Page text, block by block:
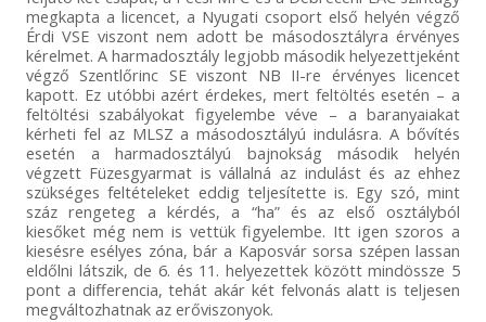
megkapta a licencet, a Nyugati csoport első helyén végző
Érdi VSE viszont nem adott be másodosztályra érvényes
kérelmet. A harmadosztály legjobb második helyezettjeként
végző Szentlőrinc SE viszont NB II-re érvényes licencet
kapott. Ez utóbbi azért érdekes, mert feltöltés esetén – a
feltöltési szabályokat figyelembe véve – a baranyaiakat
kérheti fel az MLSZ a másodosztályú indulásra. A bővítés
esetén a harmadosztályú bajnokság második helyén
végzett Füzesgyarmat is vállalná az indulást és az ehhez
szükséges feltételeket eddig teljesítette is. Egy szó, mint
száz rengeteg a kérdés, a “ha” és az első osztályból
kiesőket még nem is vettük figyelembe. Itt igen szoros a
kiesésre esélyes zóna, bár a Kaposvár sorsa szépen lassan
eldőlni látszik, de 6. és 11. helyezettek között mindössze 5
pont a differencia, tehát akár két felvonás alatt is teljesen
megváltozhatnak az erőviszonyok.